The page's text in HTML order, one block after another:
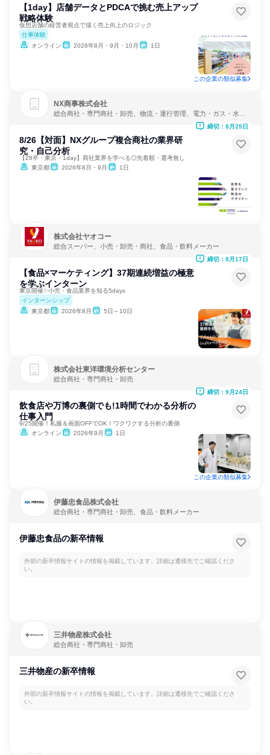
【1day】店舗データとPDCAで挑む売上アップ
戦略体験
仮想店舗の経営者視点で描く売上向上のロジック
仕事体験
オンライン
2026年8月・9月・10月 1日
この企業の類似募集
NX商事株式会社
総合商社・専門商社・卸売、物流・運行管理、電力・ガス・水
8/26【対面】NXグループ複合商社の業界研
究・自己分析
【28卒・東京・1day】商社業界を学べる◎先着順・選考無し
東京都
2026年8月・9月 1日
締切：8月25日
株式会社ヤオコー
総合スーパー、小売・卸売・商社、食品・飲料メーカー
【食品×マーケティング】37期連続増益の極意
を学ぶインターン
東京開催✨小売・食品業界を知る5days
インターンシップ
東京都
2026年8月 5日～10日
締切：8月17日
株式会社東洋環境分析センター
総合商社・専門商社・卸売
飲食店や万博の裏側でも!1時間でわかる分析の
仕事入門
9/25開催！私服＆画面OFFでOK！ワクワクする分析の裏側
オンライン
2026年9月 1日
締切：9月24日
この企業の類似募集
伊藤忠食品株式会社
総合商社・専門商社・卸売、食品・飲料メーカー
伊藤忠食品の新卒情報
外部の新卒情報サイトの情報を掲載しています。詳細は遷移先でご確認くださ
い。
三井物産株式会社
総合商社・専門商社・卸売
三井物産の新卒情報
外部の新卒情報サイトの情報を掲載しています。詳細は遷移先でご確認くださ
い。